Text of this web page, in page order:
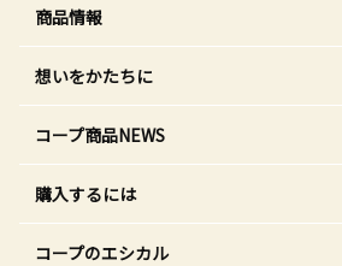
商品情報
想いをかたちに
コープ商品NEWS
購入するには
コープのエシカル